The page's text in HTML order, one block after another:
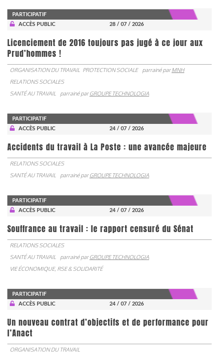
PARTICIPATIF
ACCÈS PUBLIC
28 / 07 / 2026
Licenciement de 2016 toujours pas jugé à ce jour aux
Prud’hommes !
ORGANISATION DU TRAVAIL PROTECTION SOCIALE parrainé parMNH
RELATIONS SOCIALES
SANTÉ AU TRAVAIL
parrainé parGROUPE TECHNOLOGIA
PARTICIPATIF
ACCÈS PUBLIC
24 / 07 / 2026
Accidents du travail à La Poste : une avancée majeure
RELATIONS SOCIALES
SANTÉ AU TRAVAIL
parrainé parGROUPE TECHNOLOGIA
PARTICIPATIF
ACCÈS PUBLIC
24 / 07 / 2026
Souffrance au travail : le rapport censuré du Sénat
RELATIONS SOCIALES
SANTÉ AU TRAVAIL
parrainé parGROUPE TECHNOLOGIA
VIE ÉCONOMIQUE, RSE & SOLIDARITÉ
PARTICIPATIF
ACCÈS PUBLIC
24 / 07 / 2026
Un nouveau contrat d’objectifs et de performance pour
l’Anact
ORGANISATION DU TRAVAIL